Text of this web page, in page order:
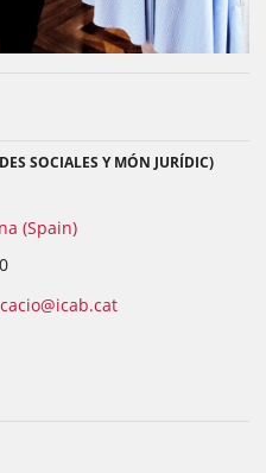
SOCIALES Y MÓN JURÍDIC)
(Spain)